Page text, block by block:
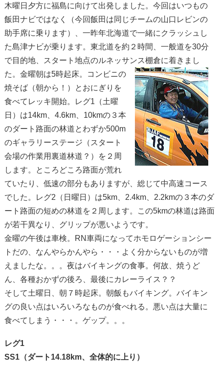
木曜日夕方に福島に向けて出発しました。今回はいつもの
飯田ナビではなく（今回飯田は同じチームの山口レビンの
助手席に乗ります）、一昨年北海道で一緒にクラッシュし
た島津ナビが乗ります。東北道を約２時間、一般道を30分
で目的地、スタート地点のルネッサンス棚倉に着きま し
た。金曜朝は5時起床。コンビニの
焼そば（朝から！）とおにぎりを
食べてレッキ開始。レグ1（土曜
日）は14km、4.6km、10kmの３本
のダート路面の林道とわずか500m
のギャラリーステージ（スタート
会場の作業用裏道林道？）を２周
します。ところどころ路面が荒れ
ていたり、低速の部分もありますが、総じて中高速コース
でした。レグ2（日曜日）は5km、2.4km、2.2kmの３本のダ
ート路面の短めの林道を２周します。この5kmの林道は路面
が若干異なり、グリップが悪いようです。
金曜の午後は車検。RN車両になってホモロゲーションシー
トだの、なんやらかんやら・・・よく分からないものが増
えましたな。。。夜はバイキングの食事。何故、焼うど
ん、各種おかずの後ろ、最後にカレーライス？？
そして土曜日、朝７時起床。朝飯もバイキング。バイキン
グの良い点はいろいろなものが食べれる。悪い点は大量に
食べてしまう・・・。ゲップ。。。
レグ1
SS1（ダート14.18km、全体的に上り）